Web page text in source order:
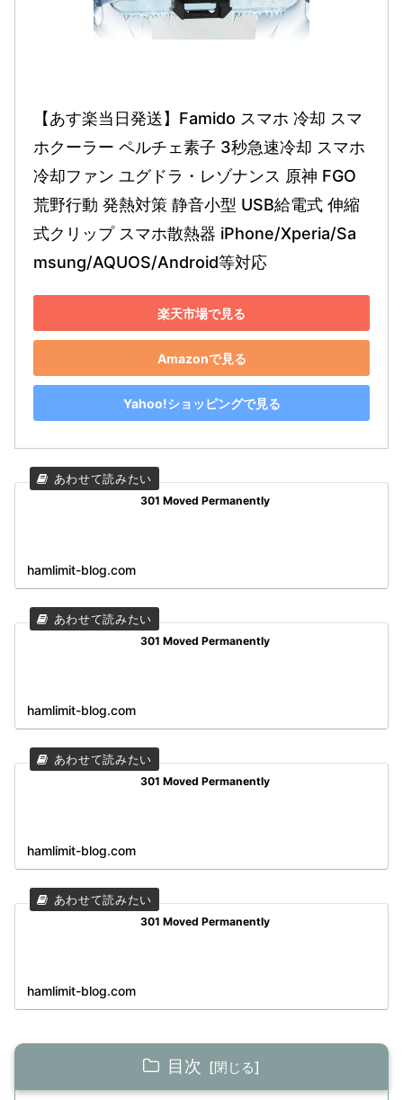
【あす楽当日発送】Famido スマホ 冷却 スマ
ホクーラー ペルチェ素子 3秒急速冷却 スマホ
冷却ファン ユグドラ・レゾナンス 原神 FGO
荒野行動 発熱対策 静音小型 USB給電式 伸縮
式クリップ スマホ散熱器 iPhone/Xperia/Sa
msung/AQUOS/Android等対応
楽天市場で見る
Amazonで見る
Yahoo!ショッピングで見る
301 Moved Permanently
hamlimit-blog.com
301 Moved Permanently
hamlimit-blog.com
301 Moved Permanently
hamlimit-blog.com
301 Moved Permanently
hamlimit-blog.com
目次